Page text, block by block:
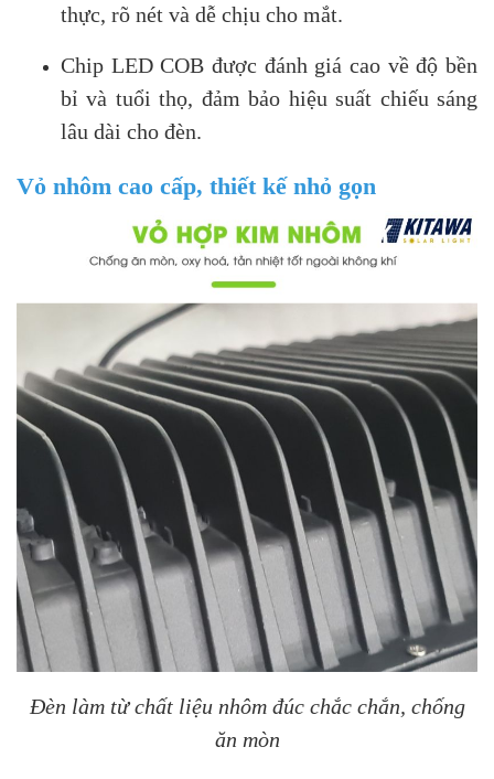
thực, rõ nét và dễ chịu cho mắt.
Chip LED COB được đánh giá cao về độ bền
bỉ và tuổi thọ, đảm bảo hiệu suất chiếu sáng
lâu dài cho đèn.
Vỏ nhôm cao cấp, thiết kế nhỏ gọn
Đèn làm từ chất liệu nhôm đúc chắc chắn, chống
ăn mòn